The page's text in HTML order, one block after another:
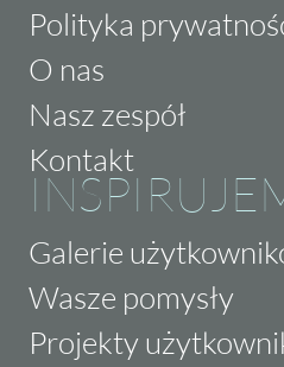
Polityka
O nas
Nasz zespół
Kontakt
Galerie
Wasze pomysły
Projekty